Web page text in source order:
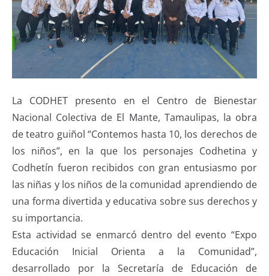
La CODHET presento en el Centro de Bienestar
Nacional Colectiva de El Mante, Tamaulipas, la obra
de teatro guiñol “Contemos hasta 10, los derechos de
los niños”, en la que los personajes Codhetina y
Codhetín fueron recibidos con gran entusiasmo por
las niñas y los niños de la comunidad aprendiendo de
una forma divertida y educativa sobre sus derechos y
su importancia.
Esta actividad se enmarcó dentro del evento “Expo
Educación Inicial Orienta a la Comunidad”,
desarrollado por la Secretaría de Educación de